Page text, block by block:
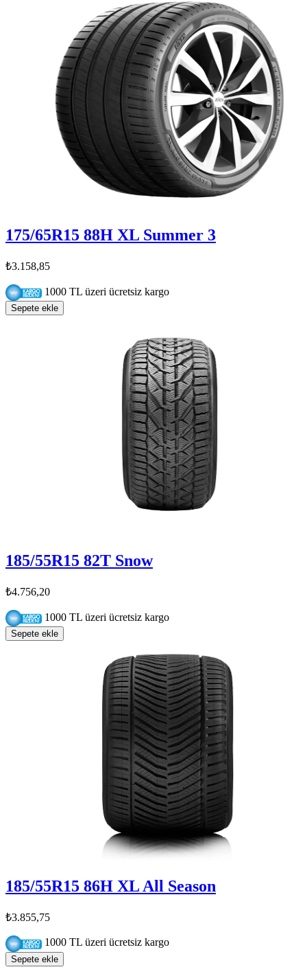
175/65R15 88H XL Summer 3
₺3.158,85
1000 TL üzeri ücretsiz kargo
Sepete ekle
185/55R15 82T Snow
₺4.756,20
1000 TL üzeri ücretsiz kargo
Sepete ekle
185/55R15 86H XL All Season
₺3.855,75
1000 TL üzeri ücretsiz kargo
Sepete ekle